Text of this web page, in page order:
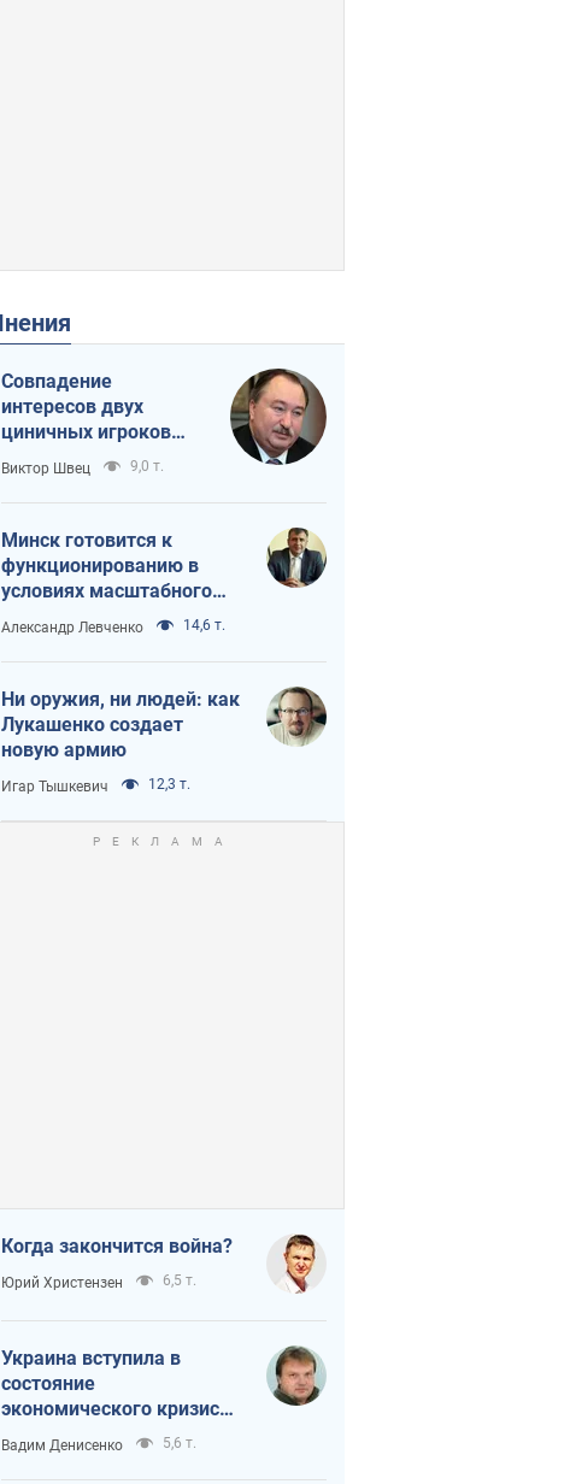
Мнения
Совпадение
интересов двух
циничных игроков
или тайный план
Трампа и Путина?
Виктор Швец 9,0 т.
Минск готовится к
функционированию в
условиях масштабного
военного кризиса
Александр Левченко 14,6 т.
Ни оружия, ни людей: как
Лукашенко создает
новую армию
Игар Тышкевич 12,3 т.
Когда закончится война?
Юрий Христензен 6,5 т.
Украина вступила в
состояние
экономического кризиса.
Есть ли свет в конце
туннеля?
Вадим Денисенко 5,6 т.